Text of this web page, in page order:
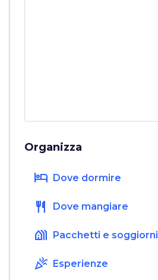
Organizza
hotel Dove dormire
restaurant Dove mangiare
holiday_village Pacchetti e soggiorni
celebration Esperienze